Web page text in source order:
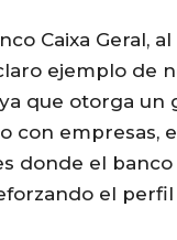
Caixa Geral,
ejemplo de
que otorga
con empresas,
donde el
el